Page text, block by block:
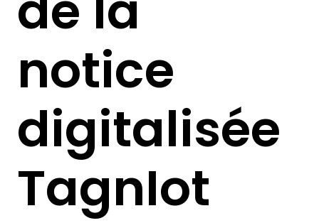
notice
digitalisée
TagnIot